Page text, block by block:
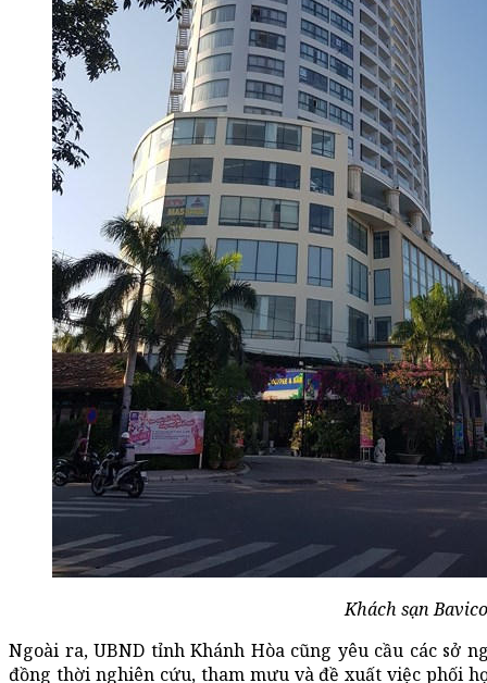
Khách sạn
Ngoài ra, UBND tỉnh Khánh Hòa cũng yêu cầu các sở
đồng thời nghiên cứu, tham mưu và đề xuất việc phối